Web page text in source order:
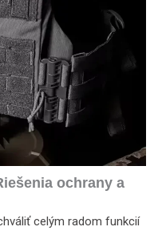
ochrany a
celým radom funkcií